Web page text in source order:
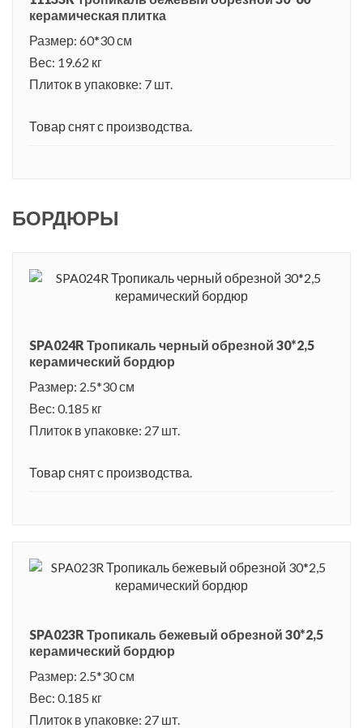
керамическая плитка
Размер: 60*30 см
Вес: 19.62 кг
Плиток в упаковке: 7 шт.
Товар снят с производства.
БОРДЮРЫ
SPA024R Тропикаль черный обрезной 30*2,5
керамический бордюр
Размер: 2.5*30 см
Вес: 0.185 кг
Плиток в упаковке: 27 шт.
Товар снят с производства.
SPA023R Тропикаль бежевый обрезной 30*2,5
керамический бордюр
Размер: 2.5*30 см
Вес: 0.185 кг
Плиток в упаковке: 27 шт.